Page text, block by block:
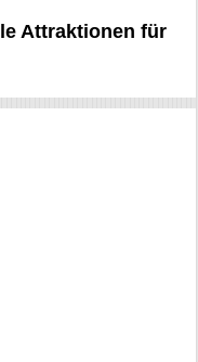
Attraktionen für